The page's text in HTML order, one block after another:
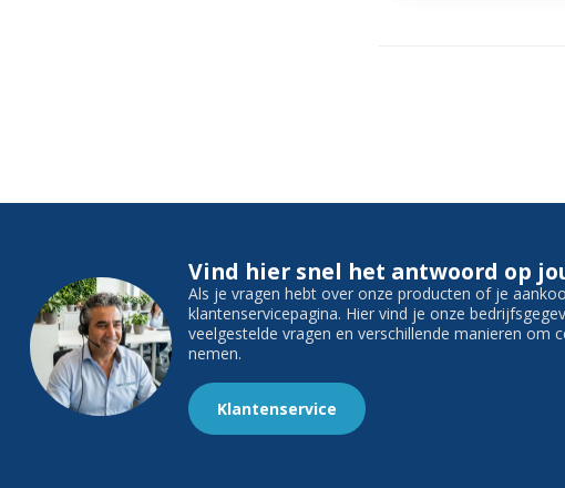
Vind hier snel het antwoord op
Als je vragen hebt over onze producten of je
klantenservicepagina. Hier vind je onze
veelgestelde vragen en verschillende manieren om
nemen.
Klantenservice